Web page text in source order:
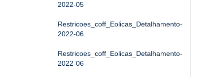
2022-05
Restricoes_coff_Eolicas_Detalhamento-
2022-06
Restricoes_coff_Eolicas_Detalhamento-
2022-06